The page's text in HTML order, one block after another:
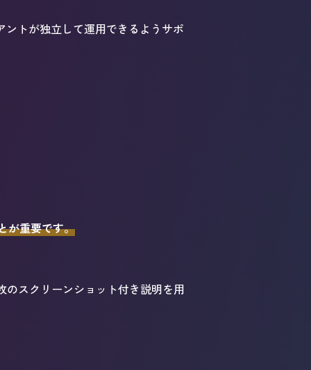
トが独立して運用できるようサポ
が重要です。
のスクリーンショット付き説明を用